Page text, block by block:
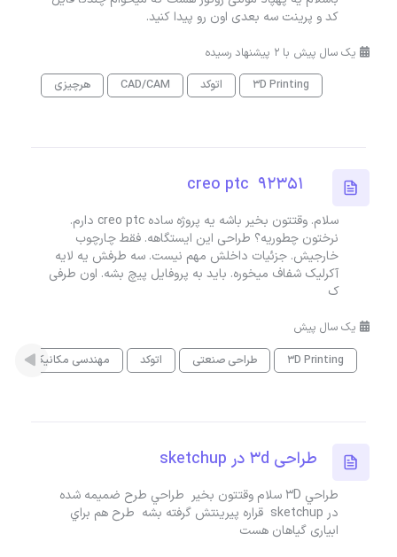
کد و پرینت سه بعدی اون رو پیدا کنید.
یک سال پیش با 2 پیشنهاد رسیده
3D Printing
اتوکد CAD/CAM هرچیزی
سلام. وقتتون بخیر باشه یه پروژه ساده creo ptc دارم.
نرختون چطوریه؟ طراحی این ایستگاهه. فقط چارچوب
خارجیش. جزئیات داخلش مهم نیست. سه طرفش یه لایه
آکرلیک شفاف میخوره. باید به پروفایل پیچ بشه. اون طرفی
ک
یک سال پیش
3D Printing
طراحی صنعتی اتوکد مهندسی مکانیک
طراحی ۳d در sketchup
طراحي 3D سلام وقتتون بخير طراحي طرح ضميمه شده
در sketchup قراره پيرينتش گرفته بشه طرح هم براي
ابیاری گیاهان هست